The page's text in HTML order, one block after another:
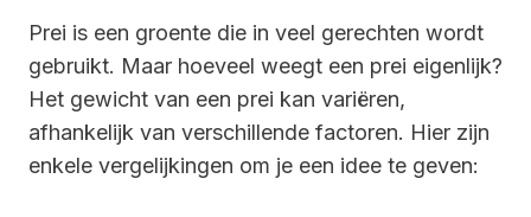
Prei is een groente die in veel gerechten wordt
gebruikt. Maar hoeveel weegt een prei eigenlijk?
Het gewicht van een prei kan variëren,
afhankelijk van verschillende factoren. Hier zijn
enkele vergelijkingen om je een idee te geven: